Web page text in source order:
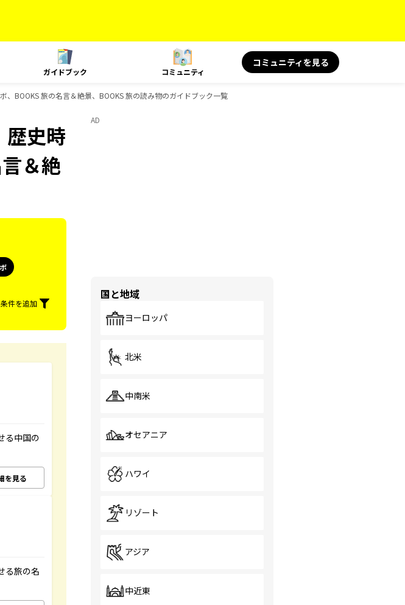
ガイドブック コミュニティ
コミュニティを見る
BOOKS 旅の名言＆絶景、BOOKS 旅の読み物のガイドブック一覧
歴史時
＆絶
件を追加
る中国の
を見る
る旅の名
AD
国と地域
ヨーロッパ
北米
中南米
オセアニア
ハワイ
リゾート
アジア
中近東